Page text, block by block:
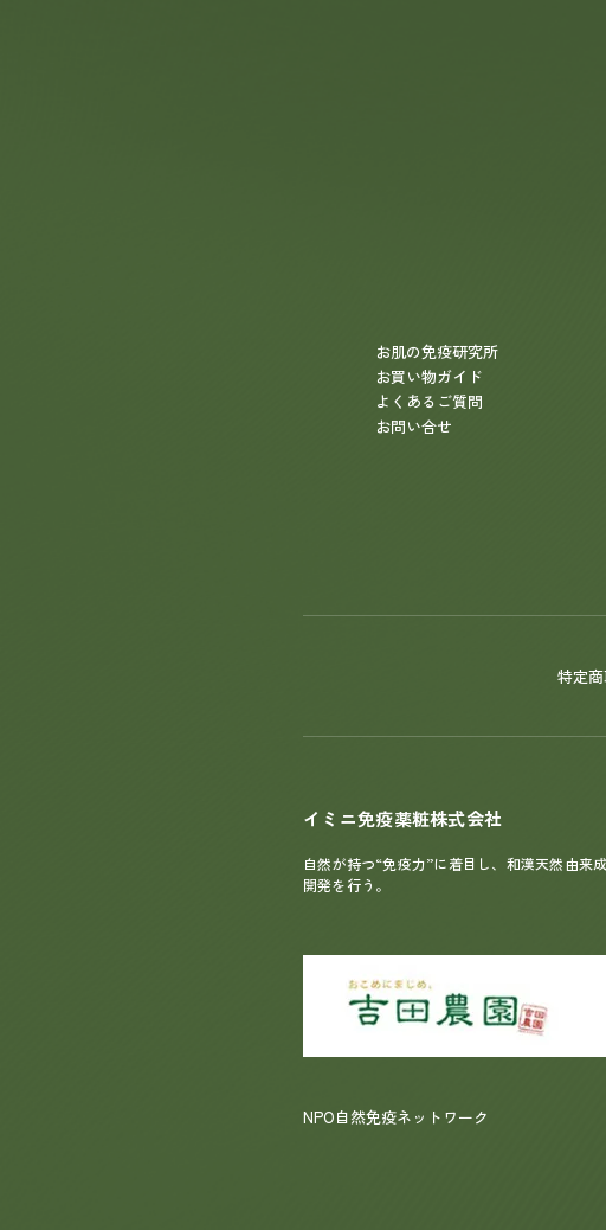
お肌の免疫研究所
お買い物ガイド
よくあるご質問
お問い合せ
特定
イミニ免疫薬粧株式会社
自然が持つ“免疫力”に着目し、和漢天然由来
開発を行う。
NPO自然免疫ネットワーク